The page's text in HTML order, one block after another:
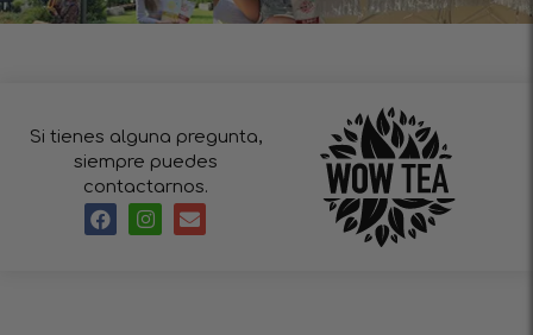
Si tienes alguna pregunta,
siempre puedes
contactarnos.